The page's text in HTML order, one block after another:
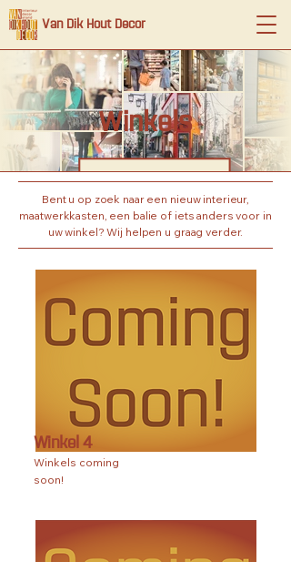
Van Dik Hout Decor
Winkels
Bent u op zoek naar een nieuw interieur,
maatwerkkasten, een balie of iets anders voor in
uw winkel? Wij helpen u graag verder.
Winkel 4
Winkels coming
soon!